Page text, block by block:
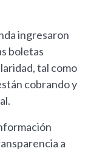
ingresaron
boletas
tal como
cobrando y
a